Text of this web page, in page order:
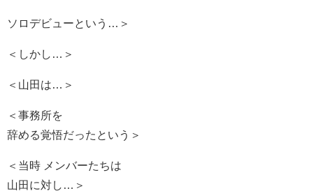
ソロデビューという…＞
＜しかし…＞
＜山田は…＞
＜事務所を
辞める覚悟だったという＞
＜当時 メンバーたちは
山田に対し…＞